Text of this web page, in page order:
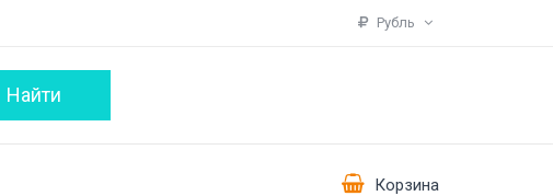
Рубль
Корзина